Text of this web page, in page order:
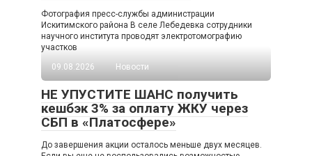
Фотография пресс-службы администрации
Искитимского района В селе Лебедевка сотрудники
научного института проводят электротомографию
участков
09.08.2026
Новости
НЕ УПУСТИТЕ ШАНС получить
кешбэк 3% за оплату ЖКУ через
СБП в «Платосфере»
До завершения акции осталось меньше двух месяцев.